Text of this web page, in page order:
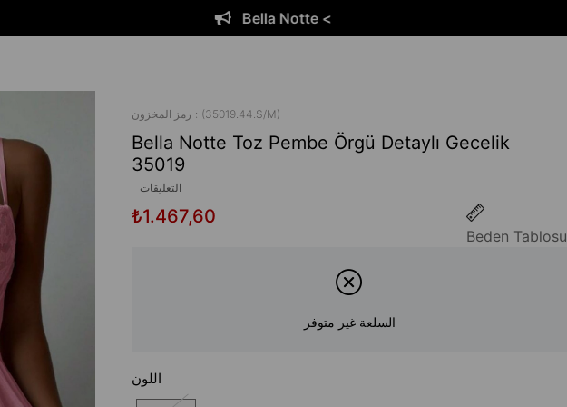
رمز المخزون (35019.44.S/M)
Bella Notte Toz Pembe Örgü Detaylı Gecelik
35019
التعليقات
₺1.467,60
Beden Tablosu
السلعة غير متوفر
اللون